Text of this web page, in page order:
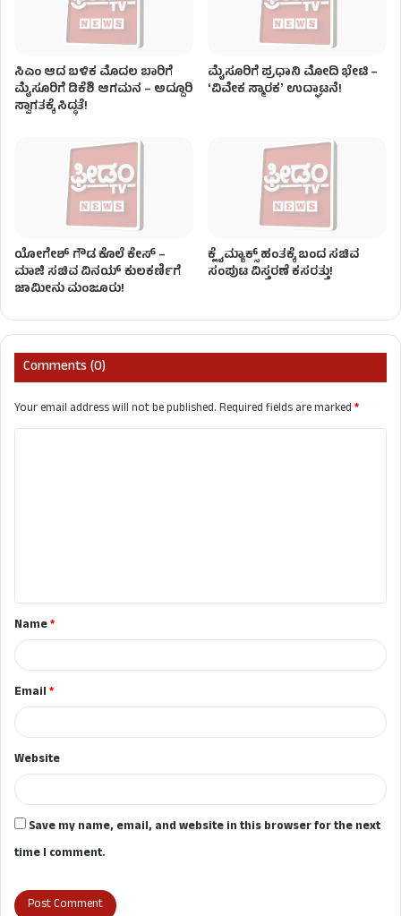
ಸಿಎಂ ಆದ ಬಳಿಕ ಮೊದಲ ಬಾರಿಗೆ
ಮೈಸೂರಿಗೆ ಡಿಕೆಶಿ ಆಗಮನ – ಅದ್ದೂರಿ
ಸ್ವಾಗತಕ್ಕೆ ಸಿದ್ಧತೆ!
ಮೈಸೂರಿಗೆ ಪ್ರಧಾನಿ ಮೋದಿ ಭೇಟಿ –
ʻವಿವೇಕ ಸ್ಮಾರಕʼ ಉದ್ಘಾಟನೆ!
ಯೋಗೇಶ್ ಗೌಡ ಕೊಲೆ ಕೇಸ್ –
ಮಾಜಿ ಸಚಿವ ವಿನಯ್ ಕುಲಕರ್ಣಿಗೆ
ಜಾಮೀನು ಮಂಜೂರು!
ಕ್ಲೈಮ್ಯಾಕ್ಸ್ ಹಂತಕ್ಕೆ ಬಂದ ಸಚಿವ
ಸಂಪುಟ ವಿಸ್ತರಣೆ ಕಸರತ್ತು!
Comments (0)
Your email address will not be published.Required fields are marked*
t
*Name*
Email*
Website
Save my name, email, and website in this browser for the next
time I comment.